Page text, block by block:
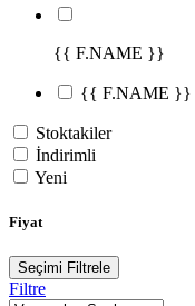
{{ F.NAME }}
{{ F.NAME }}
Stoktakiler
İndirimli
Yeni
Fiyat
Seçimi Filtrele
Filtre